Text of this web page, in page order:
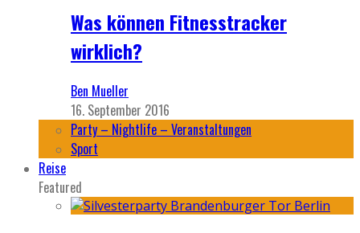
Was können Fitnesstracker
wirklich?
Ben Mueller
16. September 2016
Party – Nightlife – Veranstaltungen
Sport
Reise
Featured